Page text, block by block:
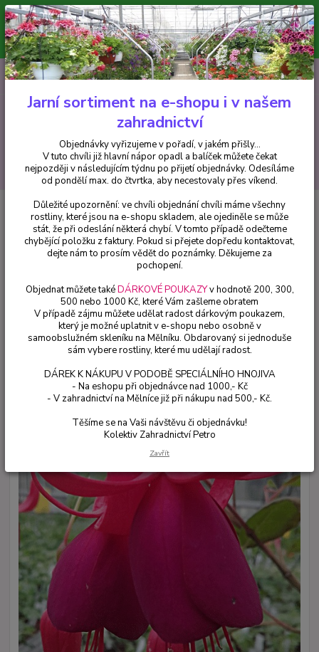
Minimální hodnota pro odeslání z e-shopu je 300 Kč.
V tuto chvíli již hlavní nápor objednávek opadl a balíček můžete čekat
nejpozději v následujícím týdnu po přijetí objednávky. Objednávky
vyřizujeme v pořadí, v jakém přišly...
CZK
Hledat
+420 602 223 614 0ks
za0 Kč
Fuchsie Achievement - cena na prodejně
Achievement - cena na prodejně
Jarní sortiment na e-shopu i v našem
zahradnictví
Objednávky vyřizujeme v pořadí, v jakém přišly...
V tuto chvíli již hlavní nápor opadl a balíček můžete čekat
nejpozději v následujícím týdnu po přijetí objednávky. Odesíláme
od pondělí max. do čtvrtka, aby necestovaly přes víkend.
Důležité upozornění: ve chvíli objednání chvíli máme všechny
rostliny, které jsou na e-shopu skladem, ale ojediněle se může
stát, že při odeslání některá chybí. V tomto případě odečteme
chybějící položku z faktury. Pokud si přejete dopředu kontaktovat,
dejte nám to prosím vědět do poznámky. Děkujeme za
pochopení.
Objednat můžete takéDÁRKOVÉ POUKAZYv hodnotě 200, 300,
500 nebo 1000 Kč, které Vám zašleme obratem
V případě zájmu můžete udělat radost dárkovým poukazem,
který je možné uplatnit v e-shopu nebo osobně v
samoobslužném skleníku na Mělníku. Obdarovaný si jednoduše
sám vybere rostliny, které mu udělají radost.
DÁREK K NÁKUPU V PODOBĚ SPECIÁLNÍHO HNOJIVA
- Na eshopu při objednávce nad 1000,- Kč
- V zahradnictví na Mělníce již při nákupu nad 500,- Kč.
Těšíme se na Vaši návštěvu či objednávku!
Kolektiv Zahradnictví Petro
Zavřít